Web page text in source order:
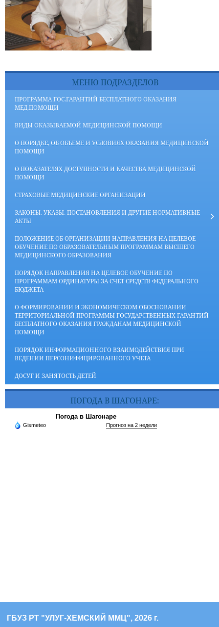
МЕНЮ ПОДРАЗДЕЛОВ
ПРОГРАММА ГОС.ГАРАНТИЙ БЕСПЛАТНОГО ОКАЗАНИЯ
МЕД.ПОМОЩИ
ВИДЫ ОКАЗЫВАЕМОЙ МЕДИЦИНСКОЙ ПОМОЩИ
О ПОРЯДКЕ, ОБ ОБЪЕМЕ И УСЛОВИЯХ ОКАЗАНИЯ МЕДИЦИНСКОЙ
ПОМОЩИ
О ПОКАЗАТЕЛЯХ ДОСТУПНОСТИ И КАЧЕСТВА МЕДИЦИНСКОЙ
ПОМОЩИ
СТРАХОВЫЕ МЕДИЦИНСКИЕ ОРГАНИЗАЦИИ
ЗАКОНЫ, УКАЗЫ, ПОСТАНОВЛЕНИЯ И ДРУГИЕ НОРМАТИВНЫЕ
АКТЫ
ПОЛОЖЕНИЕ ОБ ОРГАНИЗАЦИИ НАПРАВЛЕНИЯ НА ЦЕЛЕВОЕ
ОБУЧЕНИЕ ПО ОБРАЗОВАТЕЛЬНЫМ ПРОГРАММАМ ВЫСШЕГО
МЕДИЦИНСКОГО ОБРАЗОВАНИЯ
ПОРЯДОК НАПРАВЛЕНИЯ НА ЦЕЛЕВОЕ ОБУЧЕНИЕ ПО
ПРОГРАММАМ ОРДИНАТУРЫ ЗА СЧЕТ СРЕДСТВ ФЕДЕРАЛЬНОГО
БЮДЖЕТА
О ФОРМИРОВАНИИ И ЭКОНОМИЧЕСКОМ ОБОСНОВАНИИ
ТЕРРИТОРИАЛЬНОЙ ПРОГРАММЫ ГОСУДАРСТВЕННЫХ ГАРАНТИЙ
БЕСПЛАТНОГО ОКАЗАНИЯ ГРАЖДАНАМ МЕДИЦИНСКОЙ
ПОМОЩИ
ПОРЯДОК ИНФОРМАЦИОННОГО ВЗАИМОДЕЙСТВИЯ ПРИ
ВЕДЕНИИ ПЕРСОНИФИЦИРОВАННОГО УЧЕТА
ДОСУГ И ЗАНЯТОСТЬ ДЕТЕЙ
ПОГОДА В ШАГОНАРЕ:
Погода в Шагонаре
Gismeteo Прогноз на 2 недели
ГБУЗ РТ "УЛУГ-ХЕМСКИЙ ММЦ", 2026 г.